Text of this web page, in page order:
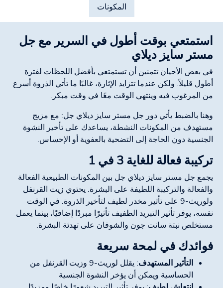
المكونات
استمتعي بوقت أطول في السرير مع جل
مستر سايز ديلاي
في بعض الأحيان تتمنين أن تستمتعي بأفضل اللحظات لفترة
أطول قليلاً. ولكن عندما تتزايد الإثارة، غالبًا ما تأتي الذروة أسرع
من المرغوب فيه وينتهي الوقت معًا في وقت مبكر.
وهنا بالضبط يأتي دور جل مستر سايز ديلاي جل: مع مزيج
مستهدف من المكونات النشطة، يساعدك على تأخير النشوة
الجنسية دون الحاجة إلى التضحية بالعفوية أو الإحساس.
تركيبة فعالة للغاية 3 في 1
يجمع جل مستر سايز ديلاي جل بين المكونات الطبيعية الفعالة
والفعالة والتركيبة اللطيفة على البشرة. يحتوي زيت القرنفل
ولوريث-9 على تأثير مخدر لطيف لتأخير الذروة. في الوقت
نفسه، يوفر تأثير التبريد الطفيف تأثيرًا مبردًا إضافيًا، بينما يعمل
مستخلص نبتة سانت جون والشوفان على تهدئة البشرة.
فوائدك في لمحة سريعة
التأثير المستهدف
: يقلل لوريث-9 وزيت القرنفل من
الحساسية ويمكن أن يؤخر النشوة الجنسية